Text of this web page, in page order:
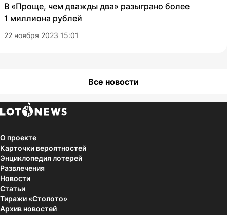
В «Проще, чем дважды два» разыграно более
1 миллиона рублей
22 ноября 2023 15:01
Все новости
О проекте
Карточки вероятностей
Энциклопедия лотерей
Развлечения
Новости
Статьи
Тиражи «Столото»
Архив новостей